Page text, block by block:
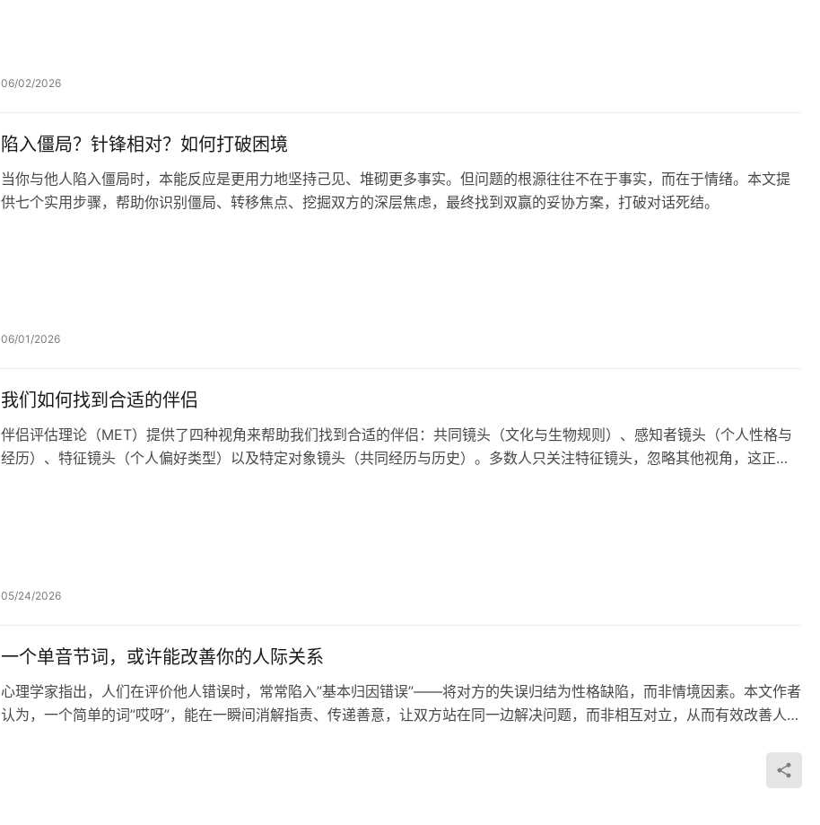
06/02/2026
陷入僵局？针锋相对？如何打破困境
当你与他人陷入僵局时，本能反应是更用力地坚持己见、堆砌更多事实。但问题的根源往往不在于事实，而在于情绪。本文提
供七个实用步骤，帮助你识别僵局、转移焦点、挖掘双方的深层焦虑，最终找到双赢的妥协方案，打破对话死结。
06/01/2026
我们如何找到合适的伴侣
伴侣评估理论（MET）提供了四种视角来帮助我们找到合适的伴侣：共同镜头（文化与生物规则）、感知者镜头（个人性格与
经历）、特征镜头（个人偏好类型）以及特定对象镜头（共同经历与历史）。多数人只关注特征镜头，忽略其他视角，这正是
05/24/2026
一个单音节词，或许能改善你的人际关系
心理学家指出，人们在评价他人错误时，常常陷入”基本归因错误”——将对方的失误归结为性格缺陷，而非情境因素。本文作者
认为，一个简单的词”哎呀”，能在一瞬间消解指责、传递善意，让双方站在同一边解决问题，而非相互对立，从而有效改善人际